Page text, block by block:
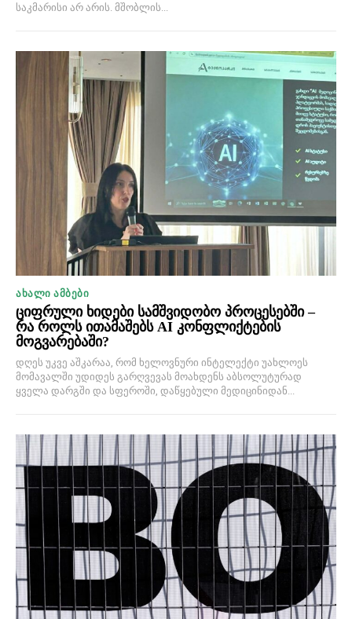
საკმარისი არ არის. მშობლის...
ᲐᲮᲐᲚᲘ ᲐᲛᲑᲔᲑᲘ
ციფრული ხიდები სამშვიდობო პროცესებში –
რა როლს ითამაშებს AI კონფლიქტების
მოგვარებაში?
დღეს უკვე აშკარაა, რომ ხელოვნური ინტელექტი უახლოეს
მომავალში უდიდეს გარღვევას მოახდენს აბსოლუტურად
ყველა დარგში და სფეროში, დაწყებული მედიცინიდან...